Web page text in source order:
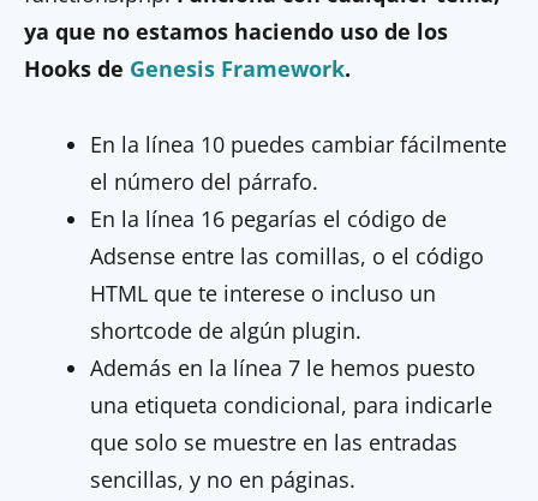
ya que no estamos haciendo uso de los
Hooks de Genesis Framework.
En la línea 10 puedes cambiar fácilmente
el número del párrafo.
En la línea 16 pegarías el código de
Adsense entre las comillas, o el código
HTML que te interese o incluso un
shortcode de algún plugin.
Además en la línea 7 le hemos puesto
una etiqueta condicional, para indicarle
que solo se muestre en las entradas
sencillas, y no en páginas.